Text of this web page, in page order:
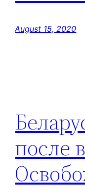
August 15, 2020
после